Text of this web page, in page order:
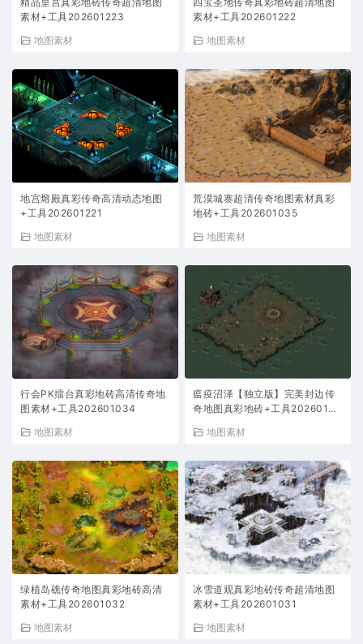
素材+工具202601223
地图素材
素材+工具202601222
地图素材
地宫熔殿真彩传奇高清动态地图
+工具202601221
地图素材
荒漠城寨超清传奇地图素材真彩
地砖+工具202601035
地图素材
行会PK擂台真彩地砖高清传奇地
图素材+工具202601034
地图素材
瘟疫沼泽【独立版】完美封边传
奇地图真彩地砖+工具20260103
地图素材
绿植岛礁传奇地图真彩地砖高清
素材+工具202601032
地图素材
冰雪道观真彩地砖传奇超清地图
素材+工具202601031
地图素材